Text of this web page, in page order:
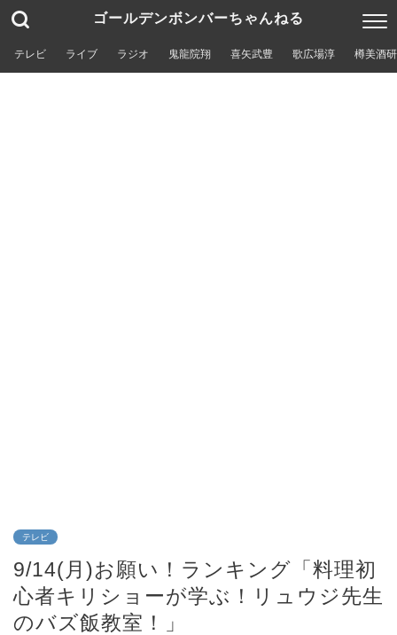
ゴールデンボンバーちゃんねる
テレビ ライブ ラジオ 鬼龍院翔 喜矢武豊 歌広場淳 樽美酒
テレビ
9/14(月)お願い！ランキング「料理初
心者キリショーが学ぶ！リュウジ先生
のバズ飯教室！」